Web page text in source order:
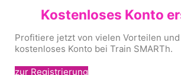
Kostenloses Konto
Profitiere jetzt von vielen Vorteilen
kostenloses Konto bei Train SMARTh.
zur Registrierung